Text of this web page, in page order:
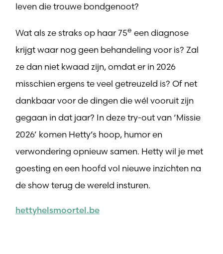
leven die trouwe bondgenoot?
Wat als ze straks op haar 75e een diagnose
krijgt waar nog geen behandeling voor is? Zal
ze dan niet kwaad zijn, omdat er in 2026
misschien ergens te veel getreuzeld is? Of net
dankbaar voor de dingen die wél vooruit zijn
gegaan in dat jaar? In deze try-out van ‘Missie
2026’ komen Hetty’s hoop, humor en
verwondering opnieuw samen. Hetty wil je met
goesting en een hoofd vol nieuwe inzichten na
de show terug de wereld insturen.
hettyhelsmoortel.be